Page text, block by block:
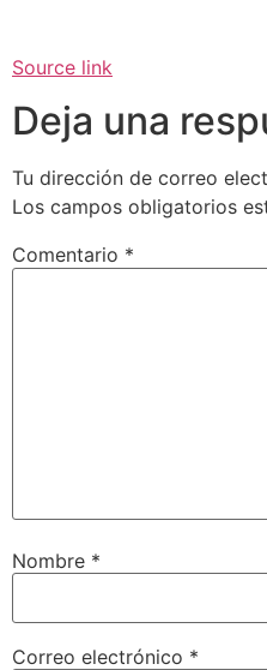
Source link
Deja una
Tu dirección de correo
Los campos obligatorios
Comentario *
Nombre *
Correo electrónico *